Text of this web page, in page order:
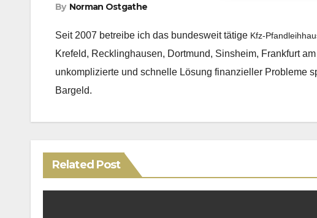
By Norman Ostgathe
Seit 2007 betreibe ich das bundesweit tätige Kfz-
Krefeld, Recklinghausen, Dortmund, Sinsheim, Frankfurt
unkomplizierte und schnelle Lösung finanzieller Probleme
Bargeld.
Related Post